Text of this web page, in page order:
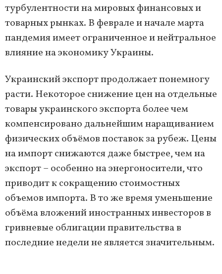
турбулентности на мировых финансовых и
товарных рынках. В феврале и начале марта
пандемия имеет ограниченное и нейтральное
влияние на экономику Украины.
Украинский экспорт продолжает понемногу
расти. Некоторое снижение цен на отдельные
товары украинского экспорта более чем
компенсировано дальнейшим наращиванием
физических объёмов поставок за рубеж. Цены
на импорт снижаются даже быстрее, чем на
экспорт – особенно на энергоносители, что
приводит к сокращению стоимостных
объемов импорта. В то же время уменьшение
объёма вложений иностранных инвесторов в
гривневые облигации правительства в
последние недели не является значительным.